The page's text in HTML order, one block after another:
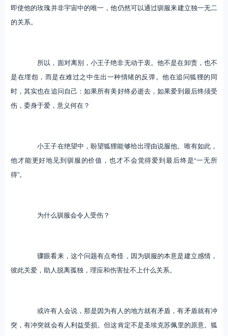
即使他的玫瑰并非宇宙中的唯一，他仍然可以通过驯服来建立独一无二
的关系。
所以，面对离别，小王子绝非无动于衷。他不是在卸责，也不
是在埋怨，而是在难过之中生出一种情绪的反弹。他在追问狐狸的同
时，其实也在追问自己：如果所有美好终必逝去，如果爱到最后终须受
伤，委身于爱，意义何在？
小王子在绝望中，盼望狐狸能够给出理由说服他。唯有如此，
他才能更好地见到驯服的价值，也才不会觉得爱到最后终是“一无所
得”。
为什么驯服会令人受伤？
骤眼看来，这个问题有点奇怪，因为驯服的本意是建立感情，
彼此关爱，助人脱离孤独，理应和伤害扯不上什么关系。
或许有人会说，那是因为有人的地方就有矛盾，有矛盾就有冲
突，有冲突就会有人利益受损。但这肯定不是圣埃克苏佩里的原意。狐